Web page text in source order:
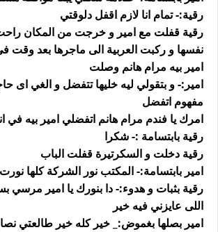
رقية:- تمام انا لازم اقفل دلوقتي
رقية قفلت مع امير و خرجت من المكان
نفسها و ركبت العربية الى ماجرها بعد وقت
امير بيه مرام هانم وصلت
امير:- و بتقولي ليه خليها تتفضل و الغي اى
مفهوم اتفضل
امرك يا فندم مرام هانم اتفضلي امير بيه في
رقية بابتسامة :- شكرا
رقية دخلت و السكرتيرة قفلت الباب
امير بابتسامة:- المكتب نور الشركة كلها
رقية بثبات و هدوء:- دا بنورك يا امير
اللى عايزني فيه خير
امير بصلها بغموض:_ خير كله خير طالعتي